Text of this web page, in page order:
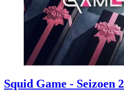
Squid Game - Seizoen 2